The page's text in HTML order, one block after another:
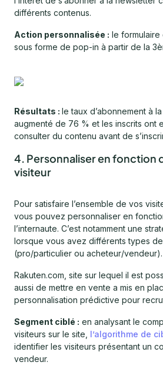
différents contenus.
Action personnalisée : le formulaire
sous forme de pop-in à partir de la
Résultats : le taux d’abonnement à
augmenté de 76 % et les inscrits ont
consulter du contenu avant de
4. Personnaliser en fonction
visiteur
Pour satisfaire l’ensemble de vos
vous pouvez personnaliser en
l’internaute. C’est notamment une
lorsque vous avez différents types
(pro/particulier ou acheteur/vendeur).
Rakuten.com, site sur lequel il est
aussi de mettre en vente a mis en
personnalisation prédictive pour
Segment ciblé : en analysant le
visiteurs sur le site, l’algorithme de
identifier les visiteurs présentant un
vendeur.